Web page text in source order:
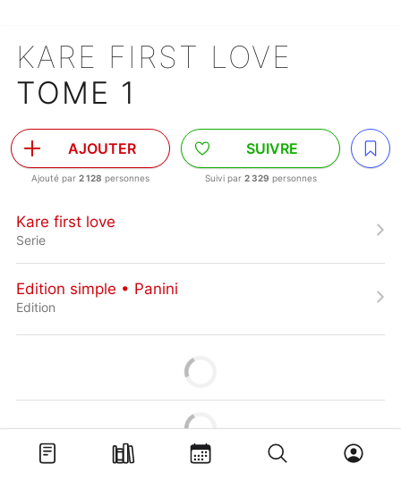
KARE FIRST LOVE
TOME 1
AJOUTER
Ajouté par 2 128 personnes
SUIVRE
Suivi par 2 329 personnes
Kare first love
Serie
Edition simple • Panini
Edition